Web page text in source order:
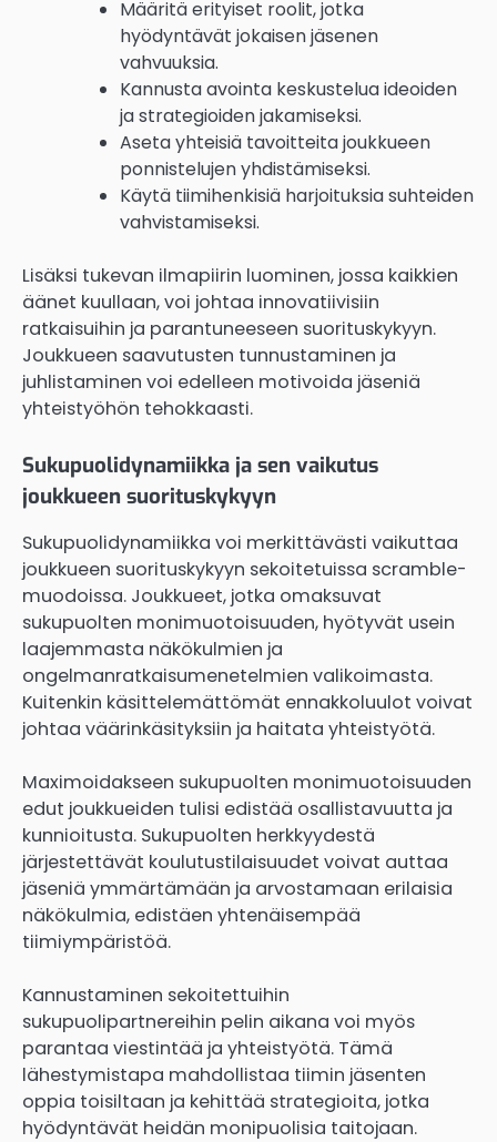
Määritä erityiset roolit, jotka
hyödyntävät jokaisen jäsenen
vahvuuksia.
Kannusta avointa keskustelua ideoiden
ja strategioiden jakamiseksi.
Aseta yhteisiä tavoitteita joukkueen
ponnistelujen yhdistämiseksi.
Käytä tiimihenkisiä harjoituksia suhteiden
vahvistamiseksi.
Lisäksi tukevan ilmapiirin luominen, jossa kaikkien
äänet kuullaan, voi johtaa innovatiivisiin
ratkaisuihin ja parantuneeseen suorituskykyyn.
Joukkueen saavutusten tunnustaminen ja
juhlistaminen voi edelleen motivoida jäseniä
yhteistyöhön tehokkaasti.
Sukupuolidynamiikka ja sen vaikutus
joukkueen suorituskykyyn
Sukupuolidynamiikka voi merkittävästi vaikuttaa
joukkueen suorituskykyyn sekoitetuissa scramble-
muodoissa. Joukkueet, jotka omaksuvat
sukupuolten monimuotoisuuden, hyötyvät usein
laajemmasta näkökulmien ja
ongelmanratkaisumenetelmien valikoimasta.
Kuitenkin käsittelemättömät ennakkoluulot voivat
johtaa väärinkäsityksiin ja haitata yhteistyötä.
Maximoidakseen sukupuolten monimuotoisuuden
edut joukkueiden tulisi edistää osallistavuutta ja
kunnioitusta. Sukupuolten herkkyydestä
järjestettävät koulutustilaisuudet voivat auttaa
jäseniä ymmärtämään ja arvostamaan erilaisia
näkökulmia, edistäen yhtenäisempää
tiimiympäristöä.
Kannustaminen sekoitettuihin
sukupuolipartnereihin pelin aikana voi myös
parantaa viestintää ja yhteistyötä. Tämä
lähestymistapa mahdollistaa tiimin jäsenten
oppia toisiltaan ja kehittää strategioita, jotka
hyödyntävät heidän monipuolisia taitojaan.